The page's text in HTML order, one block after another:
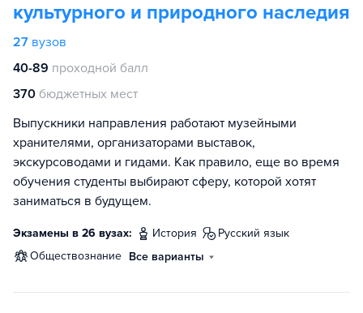
культурного и природного наследия
27 вузов
40-89 проходной балл
370 бюджетных мест
Выпускники направления работают музейными
хранителями, организаторами выставок,
экскурсоводами и гидами. Как правило, еще во время
обучения студенты выбирают сферу, которой хотят
заниматься в будущем.
Экзамены в 26 вузах: история
русский язык
обществознание Все варианты